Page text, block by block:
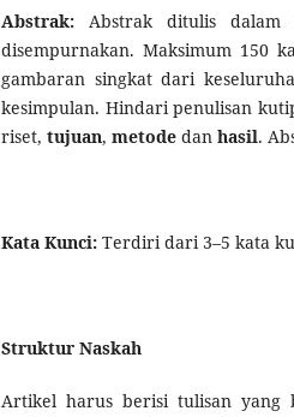
Abstrak: Abstrak ditulis dalam
disempurnakan. Maksimum 150
gambaran singkat dari
kesimpulan. Hindari penulisan
riset, tujuan, metode dan hasil.
Kata Kunci: Terdiri dari 3–5 kata
Struktur Naskah
Artikel harus berisi tulisan yang